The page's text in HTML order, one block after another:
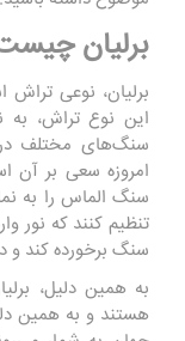
برلیان
برلیان، نوعی
این نوع تراش، به
سنگ‌های مختلف
امروزه سعی بر آن
سنگ الماس را به
تنظیم کنند که نور
سنگ برخورده کند و
به همین دلیل،
هستند و به همین